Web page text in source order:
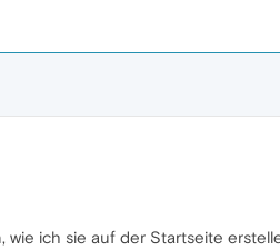
ich sie auf der Startseite